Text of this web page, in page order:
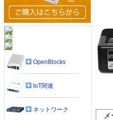
OpenBlocks
IoT関連
ネットワーク